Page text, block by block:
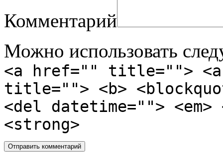
Комментарий
Можно использовать
<a href="" title="">
title=""> <b>
<del datetime="">
<strong>